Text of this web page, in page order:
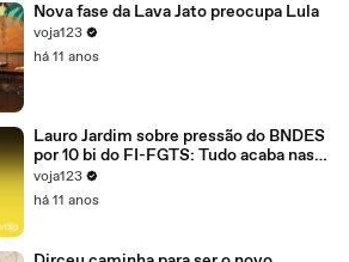
Nova fase da Lava Jato preocupa Lula
voja123
há 11 anos
Lauro Jardim sobre pressão do BNDES
por 10 bi do FI-FGTS: Tudo acaba nas
mãos de Cunha
voja123
há 11 anos